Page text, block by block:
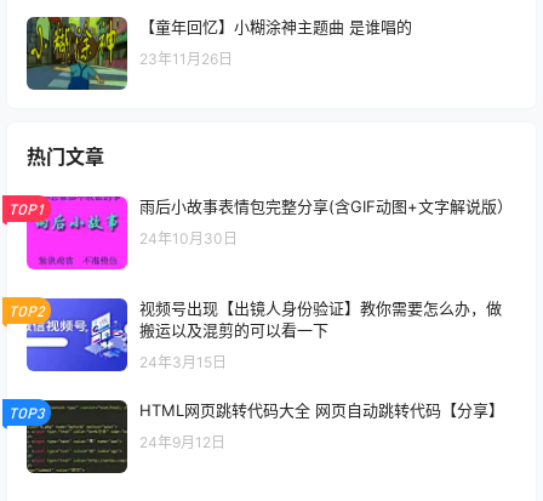
【童年回忆】小糊涂神主题曲 是谁唱的
23年11月26日
热门文章
TOP1 雨后小故事表情包完整分享(含GIF动图+文字解说版）
24年10月30日
TOP2
视频号出现【出镜人身份验证】教你需要怎么办，做
搬运以及混剪的可以看一下
24年3月15日
TOP3 HTML网页跳转代码大全 网页自动跳转代码【分享】
24年9月12日